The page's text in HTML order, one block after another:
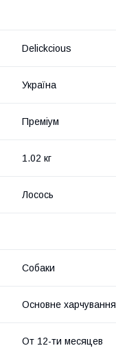
Delickcious
Україна
Преміум
1.02 кг
Лосось
Собаки
Основне харчування
От 12-ти месяцев